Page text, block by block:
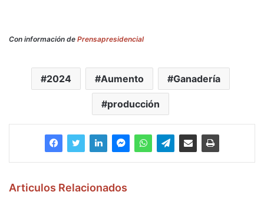
Con información de Prensapresidencial
2024 Aumento Ganadería
producción
Articulos Relacionados